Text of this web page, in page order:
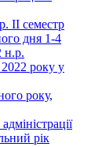
ІІ семестр
дня 1-4
н.р.
2022 року у
року,
рік